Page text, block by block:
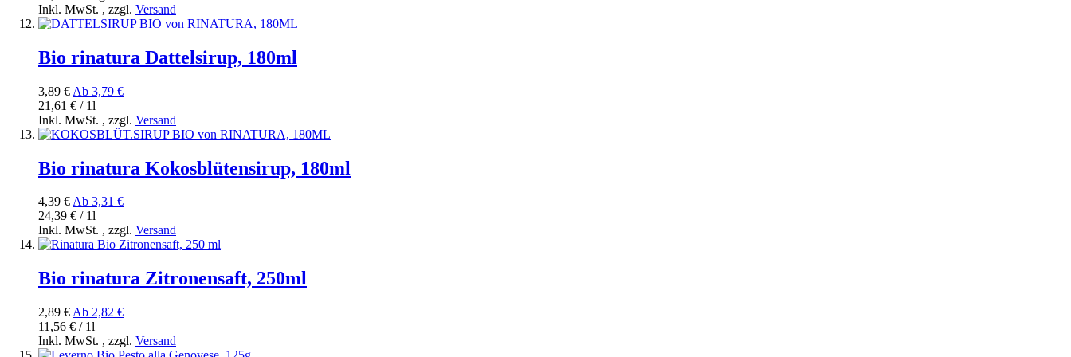
Inkl. MwSt. , zzgl. Versand
Bio rinatura Dattelsirup, 180ml
3,89 € Ab 3,79 €
21,61 € / 1l
Inkl. MwSt. , zzgl. Versand
Bio rinatura Kokosblütensirup, 180ml
4,39 €Ab 3,31 €
24,39 € / 1l
Inkl. MwSt. , zzgl. Versand
Bio rinatura Zitronensaft, 250ml
2,89 € Ab 2,82 €
11,56 € / 1l
Inkl. MwSt. , zzgl. Versand